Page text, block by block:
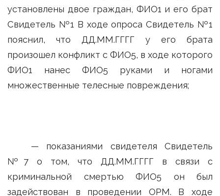
установлены двое граждан, ФИО1 и его брат
Свидетель №1 В ходе опроса Свидетель №1
пояснил, что ДД.ММ.ГГГГ у его брата
произошел конфликт с ФИО5, в ходе которого
ФИО1 нанес ФИО5 руками и ногами
множественные телесные повреждения;
— показаниями свидетеля Свидетель
№7 о том, что ДД.ММ.ГГГГ в связи с
криминальной смертью ФИО5 он был
задействован в проведении ОРМ. В ходе